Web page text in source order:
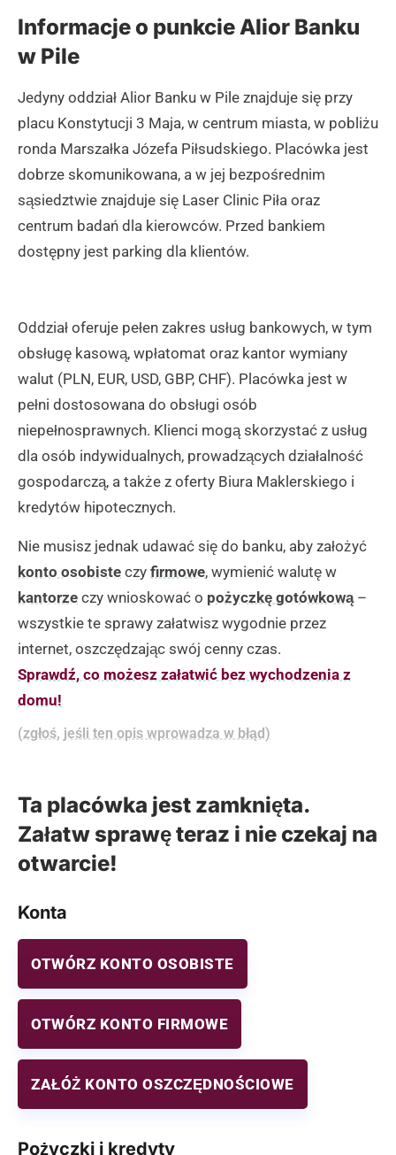
Informacje o punkcie Alior Banku
w Pile
Jedyny oddział Alior Banku w Pile znajduje się przy
placu Konstytucji 3 Maja, w centrum miasta, w pobliżu
ronda Marszałka Józefa Piłsudskiego. Placówka jest
dobrze skomunikowana, a w jej bezpośrednim
sąsiedztwie znajduje się Laser Clinic Piła oraz
centrum badań dla kierowców. Przed bankiem
dostępny jest parking dla klientów.
Oddział oferuje pełen zakres usług bankowych, w tym
obsługę kasową, wpłatomat oraz kantor wymiany
walut (PLN, EUR, USD, GBP, CHF). Placówka jest w
pełni dostosowana do obsługi osób
niepełnosprawnych. Klienci mogą skorzystać z usług
dla osób indywidualnych, prowadzących działalność
gospodarczą, a także z oferty Biura Maklerskiego i
kredytów hipotecznych.
Nie musisz jednak udawać się do banku, aby założyć
konto osobiste czy firmowe, wymienić walutę w
kantorze czy wnioskować o pożyczkę gotówkową–
wszystkie te sprawy załatwisz wygodnie przez
internet, oszczędzając swój cenny czas.
Sprawdź, co możesz załatwić bez wychodzenia z
domu!
(zgłoś, jeśli ten opis wprowadza w błąd)
Ta placówka jest zamknięta.
Załatw sprawę teraz i nie czekaj na
otwarcie!
Konta
OTWÓRZ KONTO OSOBISTE
OTWÓRZ KONTO FIRMOWE
ZAŁÓŻ KONTO OSZCZĘDNOŚCIOWE
Pożyczki i kredyty